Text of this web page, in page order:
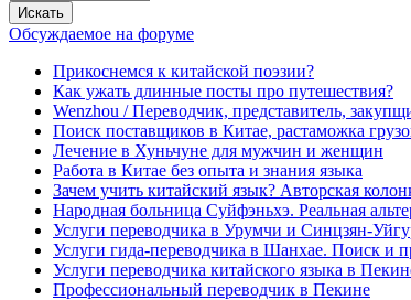
Обсуждаемое на форуме
Прикоснемся к китайской поэзии?
Как ужать длинные посты про путешествия?
Wenzhou / Переводчик, представитель,
Поиск поставщиков в Китае, растаможка
Лечение в Хуньчуне для мужчин и женщин
Работа в Китае без опыта и знания языка
Зачем учить китайский язык? Авторская
Народная больница Суйфэньхэ. Реальная
Услуги переводчика в Урумчи и Синцзян-
Услуги гида-переводчика в Шанхае. Поиск и
Услуги переводчика китайского языка в
Профессиональный переводчик в Пекине